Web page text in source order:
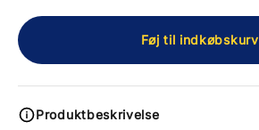
Føj til indkøbskurv
Produktbeskrivelse